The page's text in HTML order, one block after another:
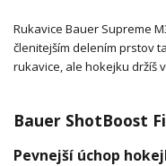
Rukavice Bauer Supreme
členitejším delením prstov
rukavice, ale hokejku držíš
Bauer ShotBoost
Pevnejší úchop